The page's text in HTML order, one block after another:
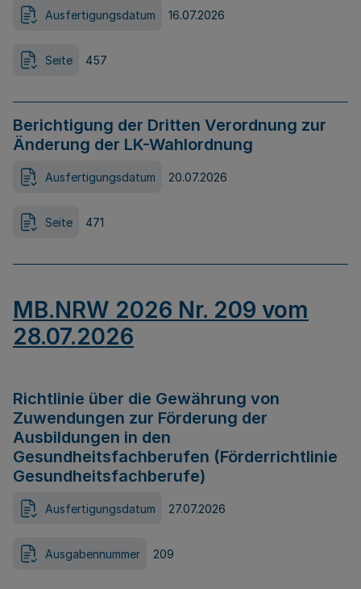
Ausfertigungsdatum 16.07.2026
Seite 457
Berichtigung der Dritten Verordnung zur
Änderung der LK-Wahlordnung
Ausfertigungsdatum 20.07.2026
Seite 471
MB.NRW 2026 Nr. 209 vom
28.07.2026
Richtlinie über die Gewährung von
Zuwendungen zur Förderung der
Ausbildungen in den
Gesundheitsfachberufen (Förderrichtlinie
Gesundheitsfachberufe)
Ausfertigungsdatum 27.07.2026
Ausgabennummer 209